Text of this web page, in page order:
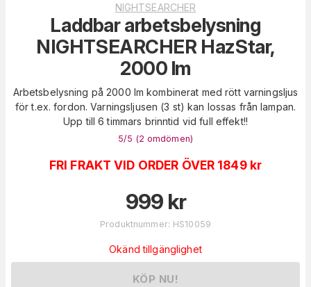
NIGHTSEARCHER
Laddbar arbetsbelysning
NIGHTSEARCHER HazStar,
2000 lm
Arbetsbelysning på 2000 lm kombinerat med rött varningsljus
för t.ex. fordon. Varningsljusen (3 st) kan lossas från lampan.
Upp till 6 timmars brinntid vid full effekt!!
5/5 (2 omdömen)
FRI FRAKT VID ORDER ÖVER 1849 kr
999 kr
Produktnummer: HS10059
Okänd tillgänglighet
KÖP NU!